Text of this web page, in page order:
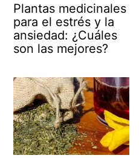
Plantas medicinales
para el estrés y la
ansiedad: ¿Cuáles
son las mejores?